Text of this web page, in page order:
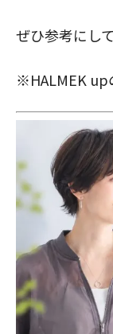
ぜひ参考にし
※HALMEK up